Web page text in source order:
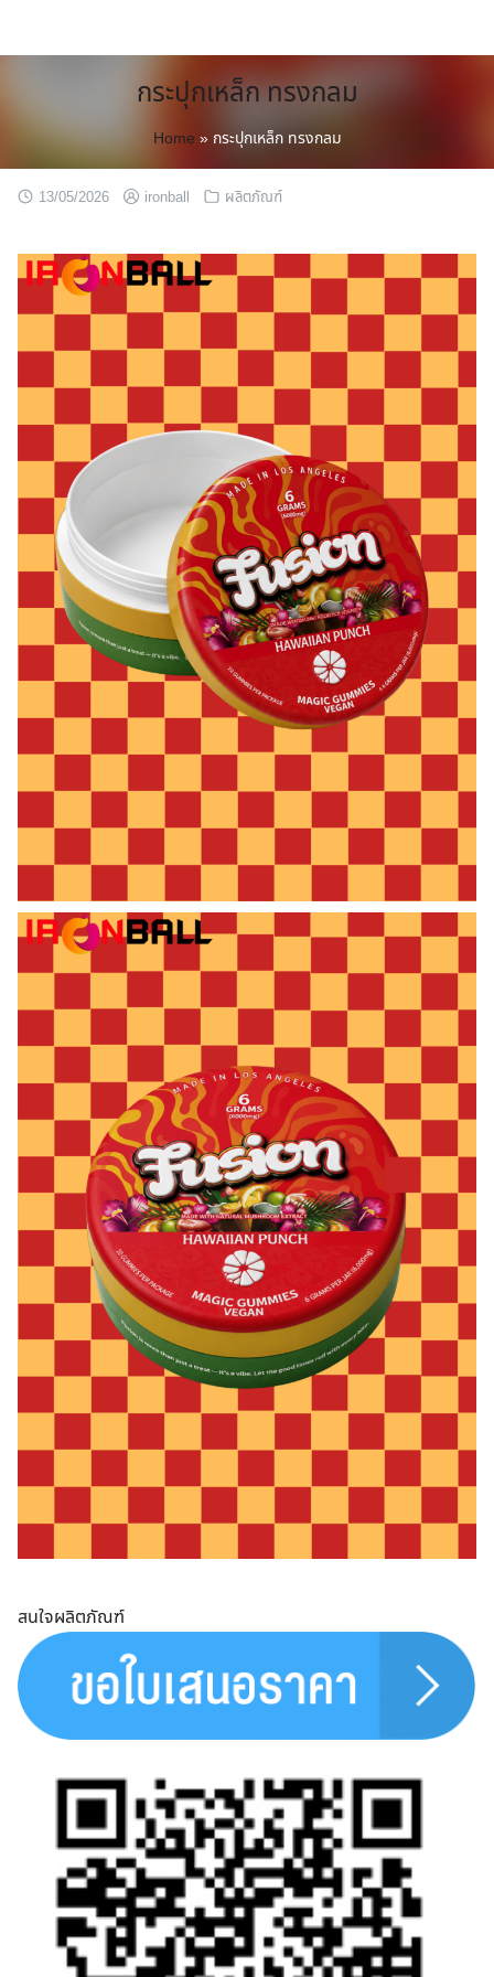
กระปุกเหล็ก ทรงกลม
Home » กระปุกเหล็ก ทรงกลม
13/05/2026 ironball ผลิตภัณฑ์
สนใจผลิตภัณฑ์